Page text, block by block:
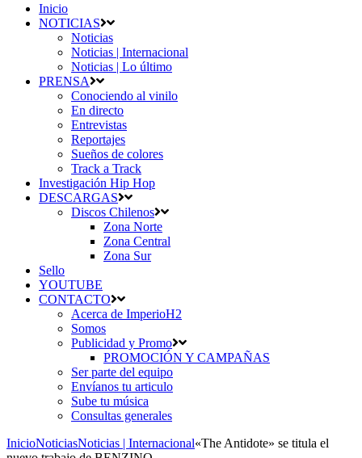
Inicio
NOTICIAS
Noticias
Noticias | Internacional
Noticias | Lo último
PRENSA
Conociendo al vinilo
En directo
Entrevistas
Reportajes
Sueños de colores
Track a Track
Investigación Hip Hop
DESCARGAS
Discos Chilenos
Zona Norte
Zona Central
Zona Sur
Sello
YOUTUBE
CONTACTO
Acerca de ImperioH2
Somos
Publicidad y Promo
PROMOCIÓN Y CAMPAÑAS
Ser parte del equipo
Envíanos tu articulo
Sube tu música
Consultas generales
InicioNoticiasNoticias | Internacional«The Antidote» se titula el